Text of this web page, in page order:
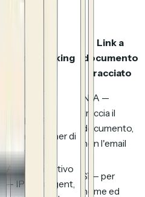
Pixel tracking
Link a
documento
tracciato
Apple MPP,
Gmail, scanner di
sicurezza
N/A —
traccia il
documento,
non l'email
Approssimativo
— IP/user agent,
Sì — per
nome ed